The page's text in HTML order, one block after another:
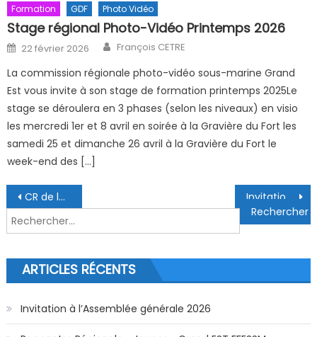
Formation GDF Photo Vidéo
Stage régional Photo-Vidéo Printemps 2026
Posted on
22 février 2026 Author
François CETRE
La commission régionale photo-vidéo sous-marine Grand
Est vous invite à son stage de formation printemps 2025Le
stage se déroulera en 3 phases (selon les niveaux) en visio
les mercredi 1er et 8 avril en soirée à la Gravière du Fort les
samedi 25 et dimanche 26 avril à la Gravière du Fort le
week-end des […]
Navigation de l’article
CR de la réunion de comité du 26/05/2026
Rechercher :
ARTICLES RÉCENTS
Invitation à l’Assemblée générale 2026